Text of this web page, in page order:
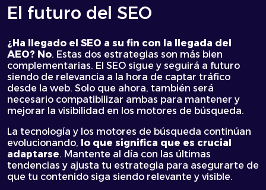
El futuro del SEO
¿Ha llegado el SEO a su fin con la llegada del
AEO? No. Estas dos estrategias son más bien
complementarias. El SEO sigue y seguirá a futuro
siendo de relevancia a la hora de captar tráfico
desde la web. Solo que ahora, también será
necesario compatibilizar ambas para mantener y
mejorar la visibilidad en los motores de búsqueda.
La tecnología y los motores de búsqueda continúan
evolucionando, lo que significa que es crucial
adaptarse. Mantente al día con las últimas
tendencias y ajusta tu estrategia para asegurarte de
que tu contenido siga siendo relevante y visible.